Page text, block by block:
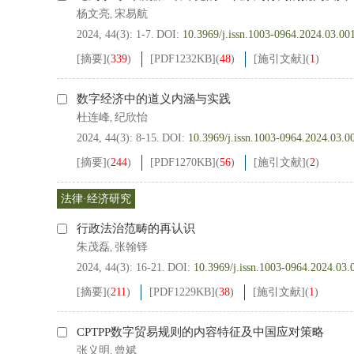
杨文亮, 宋易航
2024, 44(3): 1-7. DOI: 10.3969/j.issn.1003-0964.2024.03.001
[摘要](339) [PDF1232KB](48) [施引文献](1)
数字经济中的道义内涵与实践
杜连峰, 纪欣怡
2024, 44(3): 8-15. DOI: 10.3969/j.issn.1003-
[摘要](244) [PDF1270KB](56) [施引文献](2)
法律·经济研究
行政法治范畴的再认识
朱茂磊, 张翰铎
2024, 44(3): 16-21. DOI: 10.3969/j.issn.1003-
[摘要](211) [PDF1229KB](38) [施引文献](1)
CPTPP数字贸易规则的内容特征及中国应对策略
张义明, 曾斌